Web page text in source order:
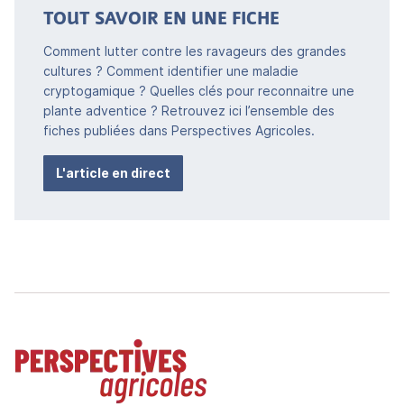
TOUT SAVOIR EN UNE FICHE
Comment lutter contre les ravageurs des grandes
cultures ? Comment identifier une maladie
cryptogamique ? Quelles clés pour reconnaitre une
plante adventice ? Retrouvez ici l’ensemble des
fiches publiées dans Perspectives Agricoles.
L'article en direct